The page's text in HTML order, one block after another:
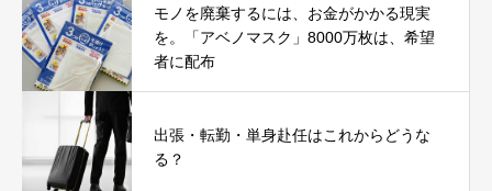
モノを廃棄するには、お金がかかる現実
を。「アベノマスク」8000万枚は、希望
者に配布
出張・転勤・単身赴任はこれからどうな
る？